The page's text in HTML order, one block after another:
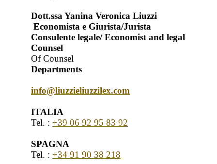
Dott.ssa Yanina Veronica Liuzzi
Economista e Giurista/Jurista
Consulente legale/ Economist and legal
Counsel
Of Counsel
Departments
info@liuzzieliuzzilex.com
ITALIA
Tel. : +39 06 92 95 83 92
SPAGNA
Tel. : +34 91 90 38 218